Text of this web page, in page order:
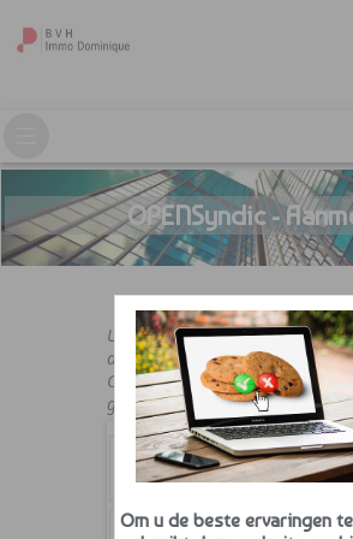
U moet beschikken over een
aanmeldnaam en paswoord.
Contacteer uw syndicus indien u
geen hebt.
OPENSyndic -
Om u de beste ervaringen